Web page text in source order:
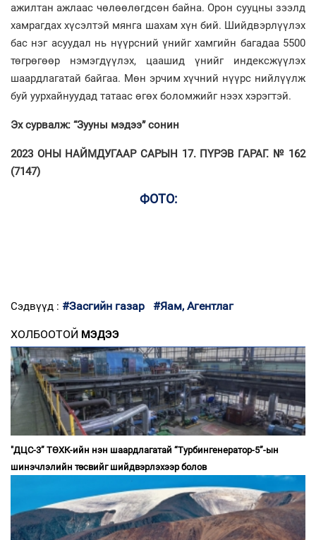
ажилтан ажлаас чөлөөлөгдсөн байна. Орон сууцны зээлд
хамрагдах хүсэлтэй мянга шахам хүн бий. Шийдвэрлүүлэх
бас нэг асуудал нь нүүрсний үнийг хамгийн багадаа 5500
төгрөгөөр нэмэгдүүлэх, цаашид үнийг индексжүүлэх
шаардлагатай байгаа. Мөн эрчим хүчний нүүрс нийлүүлж
буй уурхайнуудад татаас өгөх боломжийг нээх хэрэгтэй.
Эх сурвалж: “Зууны мэдээ” сонин
2023 ОНЫ НАЙМДУГААР САРЫН 17. ПҮРЭВ ГАРАГ. № 162
(7147)
ФОТО:
Сэдвүүд : #Засгийн газар #Яам, Агентлаг
ХОЛБООТОЙ МЭДЭЭ
"ДЦС-3” ТӨХК-ийн нэн шаардлагатай “Турбингенератор-5”-ын
шинэчлэлийн төсвийг шийдвэрлэхээр болов